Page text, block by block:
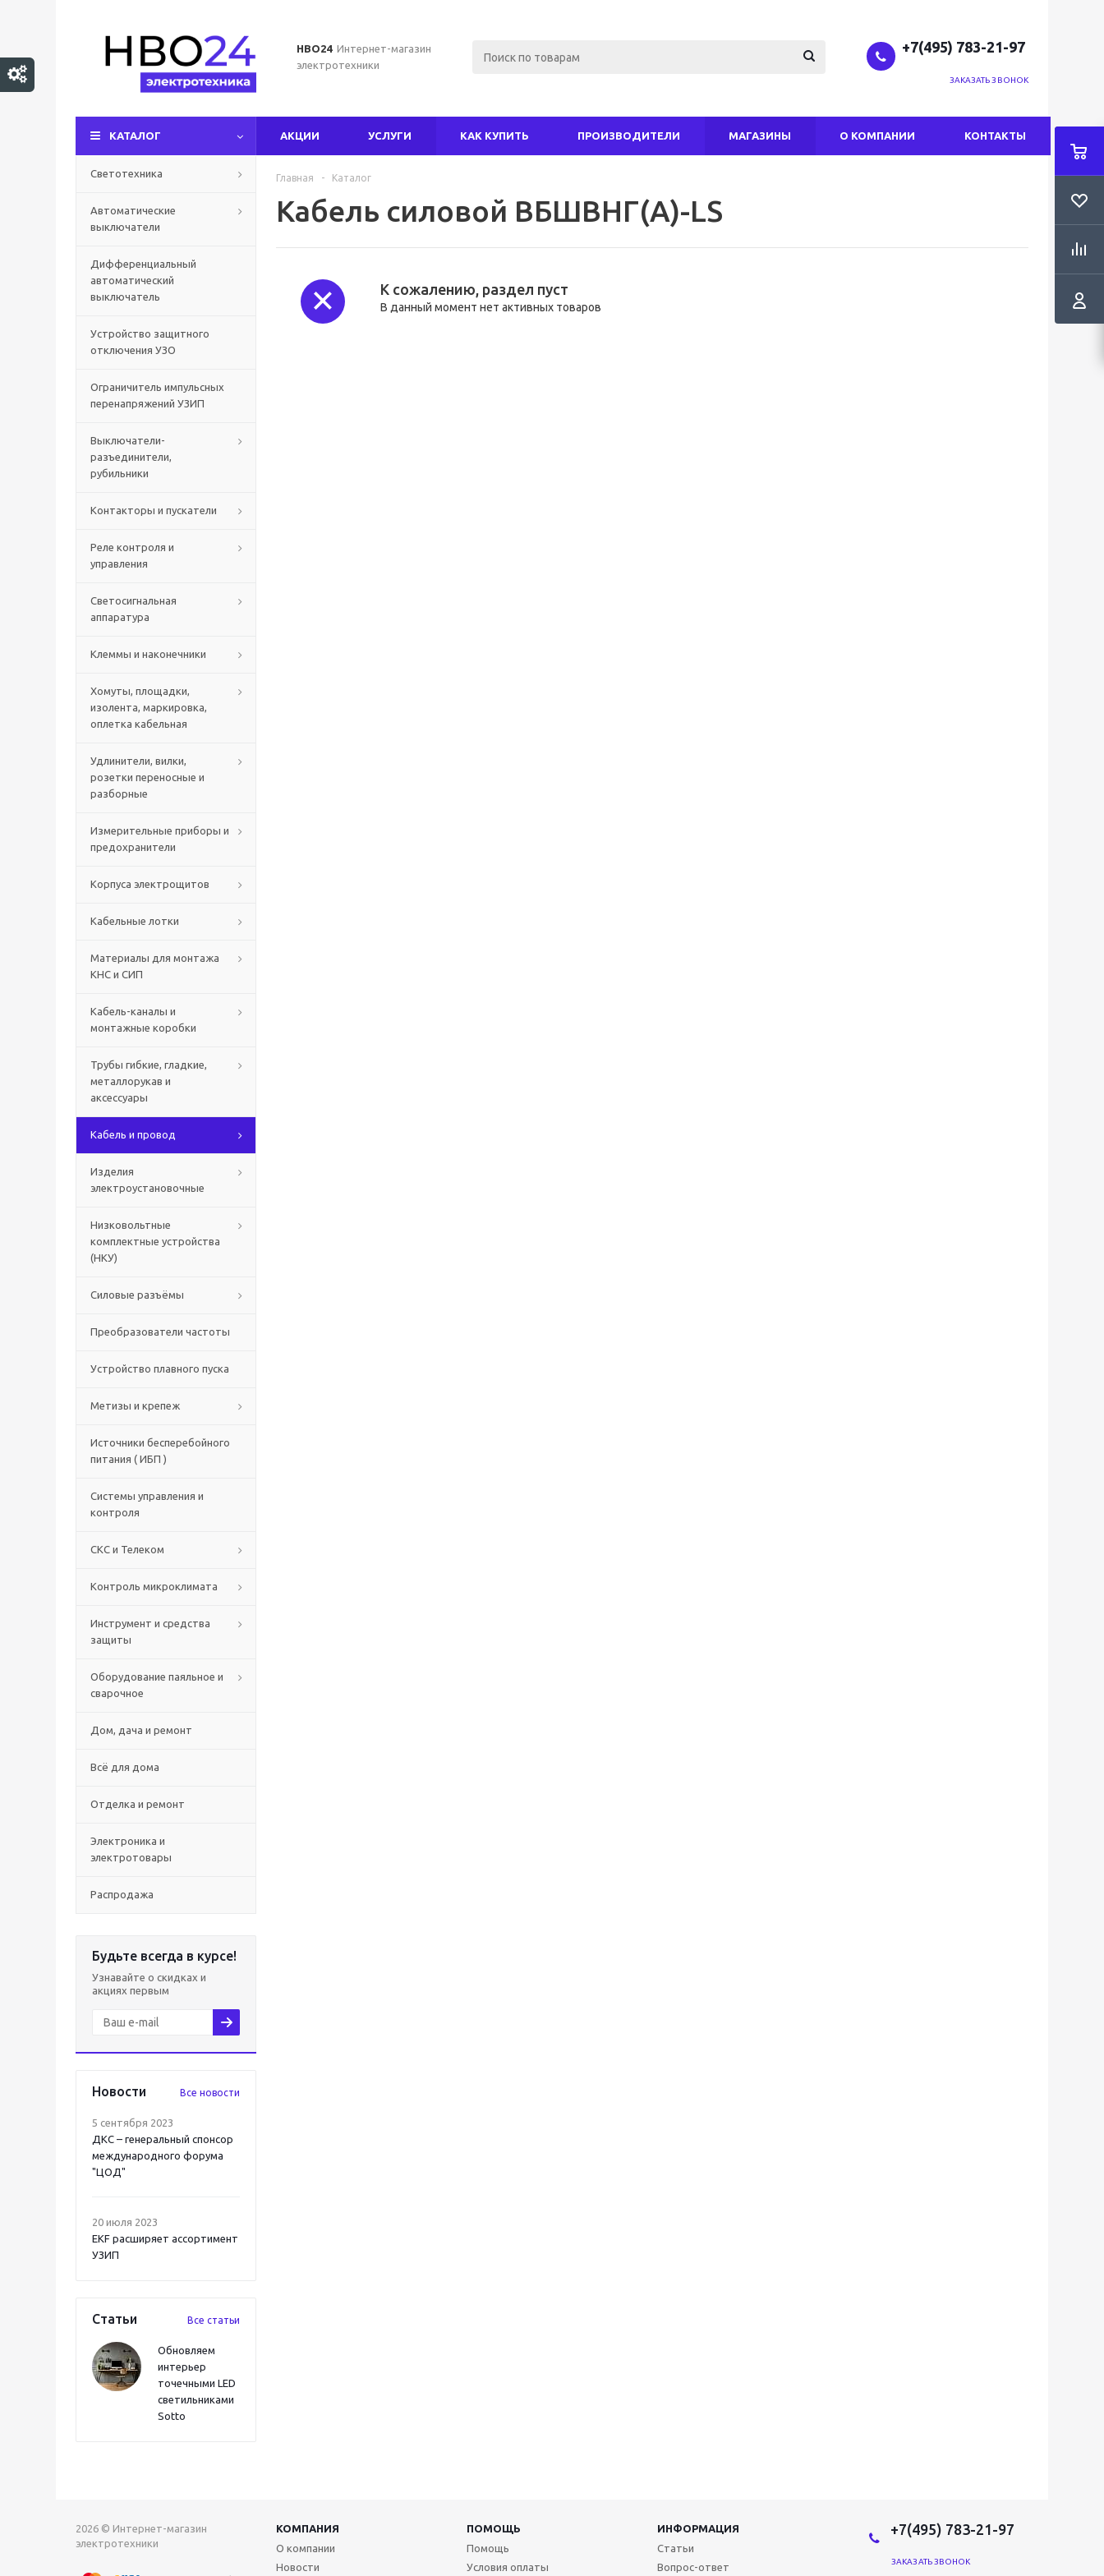
НВО24 Интернет-магазин
электротехники
+7(495) 783-21-97
ЗАКАЗАТЬ ЗВОНОК
КАТАЛОГ АКЦИИ УСЛУГИ КАК КУПИТЬ ПРОИЗВОДИТЕЛИ МАГАЗИНЫ О КОМПАНИИ КОНТАКТЫ
Светотехника
Автоматические
выключатели
Дифференциальный
автоматический
выключатель
Устройство защитного
отключения УЗО
Ограничитель импульсных
перенапряжений УЗИП
Выключатели-
разъединители,
рубильники
Контакторы и пускатели
Реле контроля и
управления
Светосигнальная
аппаратура
Клеммы и наконечники
Хомуты, площадки,
изолента, маркировка,
оплетка кабельная
Удлинители, вилки,
розетки переносные и
разборные
Измерительные приборы и
предохранители
Корпуса электрощитов
Кабельные лотки
Материалы для монтажа
КНС и СИП
Кабель-каналы и
монтажные коробки
Трубы гибкие, гладкие,
металлорукав и
аксессуары
Кабель и провод
Изделия
электроустановочные
Низковольтные
комплектные устройства
(НКУ)
Силовые разъёмы
Преобразователи частоты
Устройство плавного пуска
Метизы и крепеж
Источники бесперебойного
питания ( ИБП )
Системы управления и
контроля
СКС и Телеком
Контроль микроклимата
Инструмент и средства
защиты
Оборудование паяльное и
сварочное
Дом, дача и ремонт
Всё для дома
Отделка и ремонт
Электроника и
электротовары
Распродажа
Будьте всегда в курсе!
Узнавайте о скидках и
акциях первым
Новости Все новости
5 сентября 2023
ДКС – генеральный спонсор
международного форума
"ЦОД"
20 июля 2023
EKF расширяет ассортимент
УЗИП
Статьи Все статьи
Обновляем
интерьер
точечными LED
светильниками
Sotto
Главная - Каталог
Кабель силовой ВБШВНГ(А)-LS
К сожалению, раздел пуст
В данный момент нет активных товаров
2026 © Интернет-магазин
электротехники
КОМПАНИЯ ПОМОЩЬ
ИНФОРМАЦИЯ
О компании
Новости
Помощь
Условия оплаты
Статьи
Вопрос-ответ
+7(495) 783-21-97
ЗАКАЗАТЬ ЗВОНОК